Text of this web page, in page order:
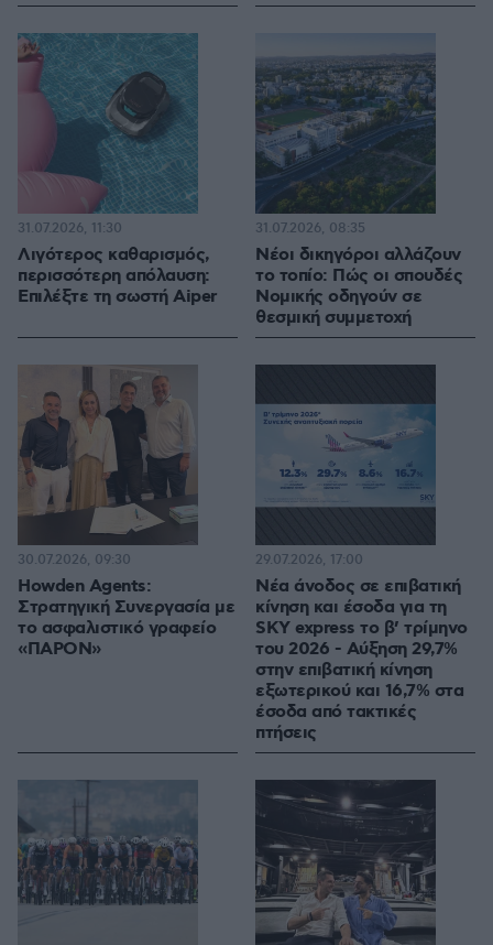
Λιγότερος καθαρισμός,
περισσότερη απόλαυση:
Επιλέξτε τη σωστή Aiper
31.07.2026, 11:30
Νέοι δικηγόροι αλλάζουν
το τοπίο: Πώς οι σπουδές
Νομικής οδηγούν σε
θεσμική συμμετοχή
31.07.2026, 08:35
Howden Agents:
Στρατηγική Συνεργασία με
το ασφαλιστικό γραφείο
«ΠΑΡΟΝ»
30.07.2026, 09:30
Νέα άνοδος σε επιβατική
κίνηση και έσοδα για τη
SKY express το β’ τρίμηνο
του 2026 - Αύξηση 29,7%
στην επιβατική κίνηση
εξωτερικού και 16,7% στα
έσοδα από τακτικές
πτήσεις
29.07.2026, 17:00